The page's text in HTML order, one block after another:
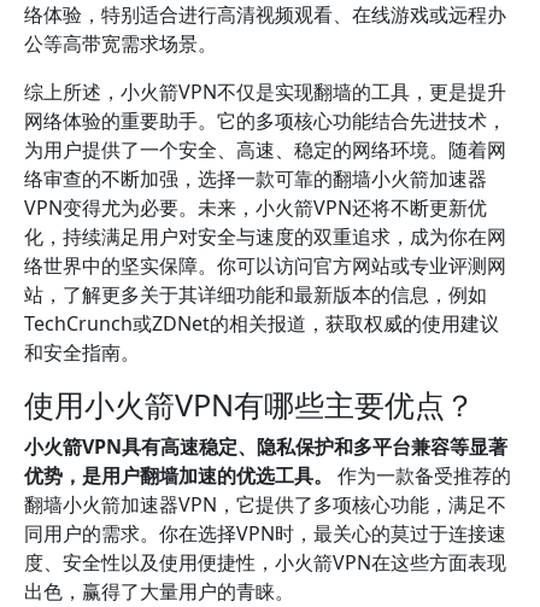
络体验，特别适合进行高清视频观看、在线游戏或远程办
公等高带宽需求场景。
综上所述，小火箭VPN不仅是实现翻墙的工具，更是提升
网络体验的重要助手。它的多项核心功能结合先进技术，
为用户提供了一个安全、高速、稳定的网络环境。随着网
络审查的不断加强，选择一款可靠的翻墙小火箭加速器
VPN变得尤为必要。未来，小火箭VPN还将不断更新优
化，持续满足用户对安全与速度的双重追求，成为你在网
络世界中的坚实保障。你可以访问官方网站或专业评测网
站，了解更多关于其详细功能和最新版本的信息，例如
TechCrunch或ZDNet的相关报道，获取权威的使用建议
和安全指南。
使用小火箭VPN有哪些主要优点？
小火箭VPN具有高速稳定、隐私保护和多平台兼容等显著
优势，是用户翻墙加速的优选工具。
作为一款备受推荐的
翻墙小火箭加速器VPN，它提供了多项核心功能，满足不
同用户的需求。你在选择VPN时，最关心的莫过于连接速
度、安全性以及使用便捷性，小火箭VPN在这些方面表现
出色，赢得了大量用户的青睐。